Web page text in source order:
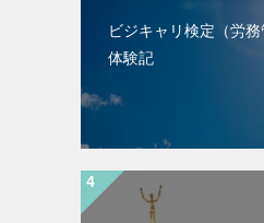
ビジキャリ検定（労
体験記